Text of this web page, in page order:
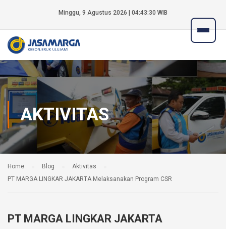
Minggu, 9 Agustus 2026 | 04:43:30 WIB
AKTIVITAS
Home Blog
Aktivitas
PT MARGA LINGKAR JAKARTA Melaksanakan Program CSR
PT MARGA LINGKAR JAKARTA